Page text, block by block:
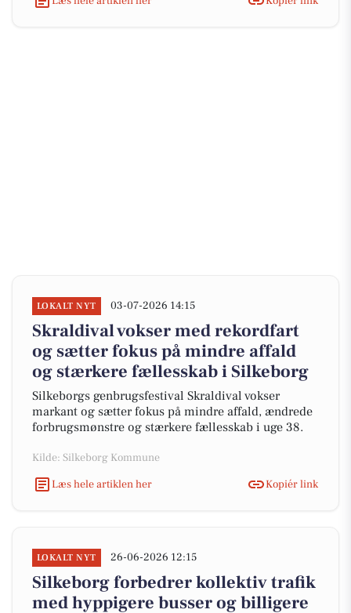
LOKALT NYT 03-07-2026 14:15
Skraldival vokser med rekordfart
og sætter fokus på mindre affald
og stærkere fællesskab i Silkeborg
Silkeborgs genbrugsfestival Skraldival vokser
markant og sætter fokus på mindre affald, ændrede
forbrugsmønstre og stærkere fællesskab i uge 38.
Kilde: Silkeborg Kommune
Læs hele artiklen her
Kopiér link
LOKALT NYT 26-06-2026 12:15
Silkeborg forbedrer kollektiv trafik
med hyppigere busser og billigere